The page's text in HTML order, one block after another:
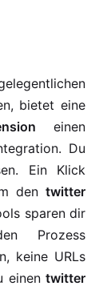
bietet eine
einen
Du
Ein Klick
den twitter
sparen dir
Prozess
keine URLs
einen twitter